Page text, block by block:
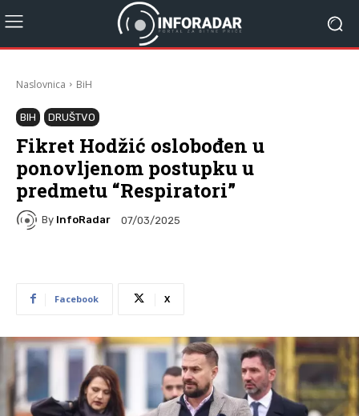
Naslovnica BiH
BIH DRUŠTVO
Fikret Hodžić oslobođen u
ponovljenom postupku u
predmetu “Respiratori”
By InfoRadar 07/03/2025
Facebook X